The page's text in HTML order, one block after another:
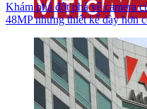
Khám phá đột phá về camera
48MP nhưng thiết kế dày hơn